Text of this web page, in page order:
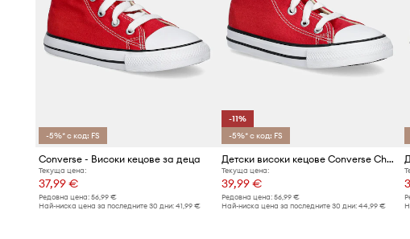
-5%* с код: FS
Converse - Високи кецове за деца
Текуща цена:
37,99 €
Редовна цена: 56,99 €
Най-ниска цена за последните 30 дни: 41,99 €
-11%
-5%* с код: FS
Детски високи кецове Converse Chuck Taylor All Star
Текуща цена:
39,99 €
Редовна цена:56,99 €
Най-ниска цена за последните 30 дни:44,99 €